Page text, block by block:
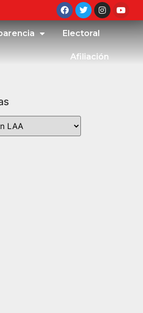
Electoral
Afiliación